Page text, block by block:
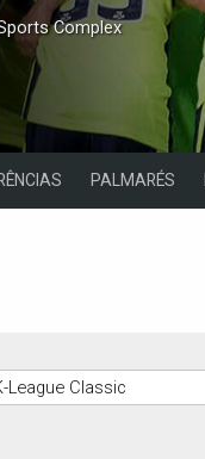
Complex
PALMARÉS